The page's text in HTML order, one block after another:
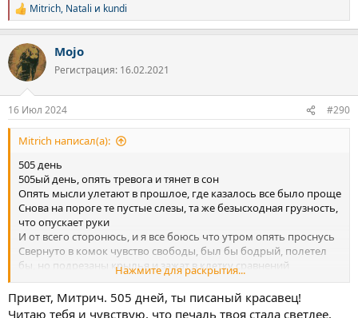
Р
е
к
ц
и
Mitrich, Natali и kundi
Mojo
Регистрация: 16.02.2021
16 Июл 2024 #290
Mitrich написал(а):
505 день
505ый день, опять тревога и тянет в сон
Опять мысли улетают в прошлое, где казалось все было проще
Снова на пороге те пустые слезы, та же безысходная грузность,
что опускает руки
И от всего сторонюсь, и я все боюсь что утром опять проснусь
Свернуто в комок чувство свободы, был бы бодрый, полетел
бы, но подрезаны крылья и зажат в клетку сравнений
Жгет изнутри грудь грусть, жгет сознание, что не тот выбран
путь
Сил бы глоток и хоть на миг освободиться от этого чувства
Нажмите для раскрытия...
Привет, Митрич. 505 дней, ты писаный красавец!
Читаю тебя и чувствую, что печаль твоя стала светлее.